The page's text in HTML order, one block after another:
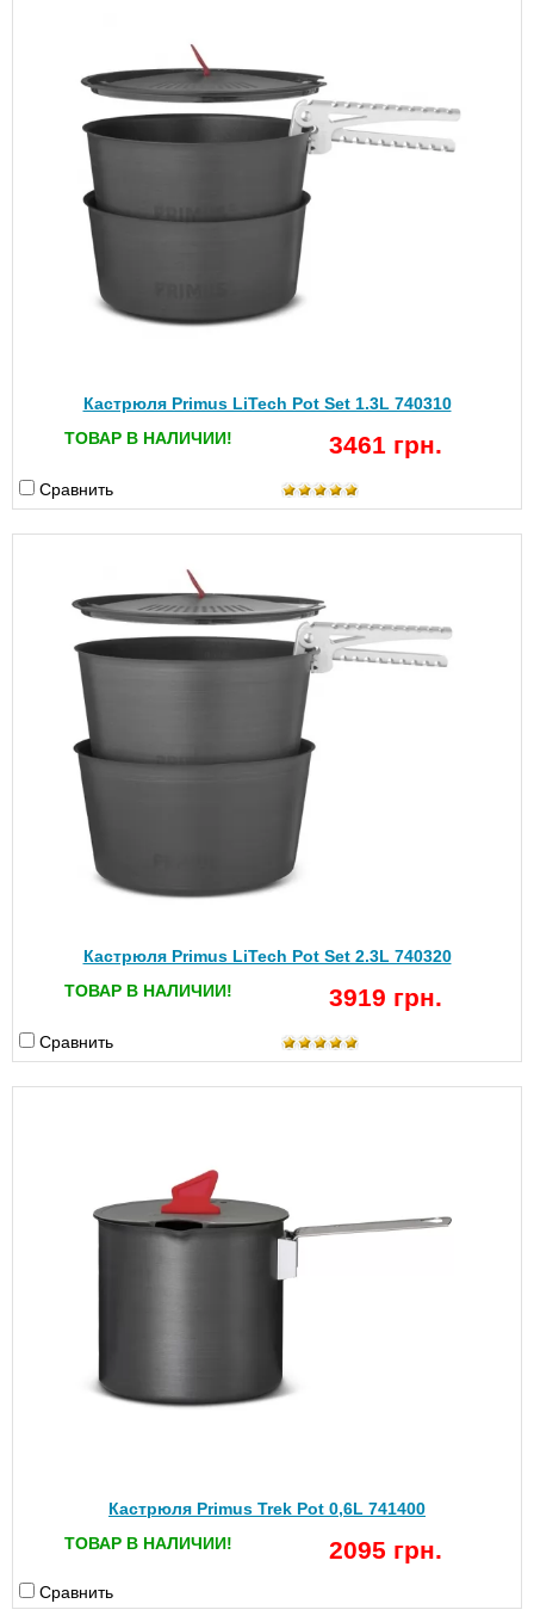
Кастрюля Primus LiTech Pot Set 1.3L 740310
ТОВАР В НАЛИЧИИ!
3461 грн.
Сравнить
Кастрюля Primus LiTech Pot Set 2.3L 740320
ТОВАР В НАЛИЧИИ!
3919 грн.
Сравнить
Кастрюля Primus Trek Pot 0,6L 741400
ТОВАР В НАЛИЧИИ!
2095 грн.
Сравнить